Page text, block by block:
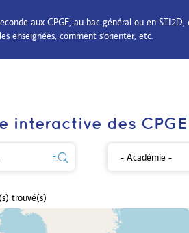
aux CPGE, au bac général ou en
enseignées, comment s'orienter, etc.
interactive des CPGE
- Académie -
trouvé(s)